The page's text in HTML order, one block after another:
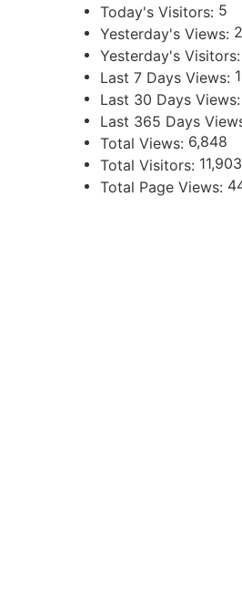
Today's Visitors: 5
Yesterday's Views:
Yesterday's Visitors:
Last 7 Days Views:
Last 30 Days Views:
Last 365 Days
Total Views: 6,848
Total Visitors: 11,903
Total Page Views: